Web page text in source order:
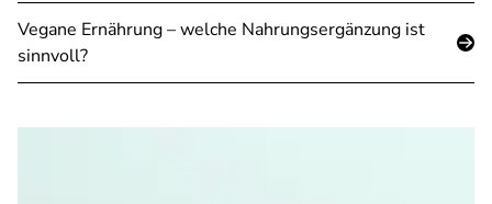
Vegane Ernährung – welche Nahrungsergänzung ist
sinnvoll?